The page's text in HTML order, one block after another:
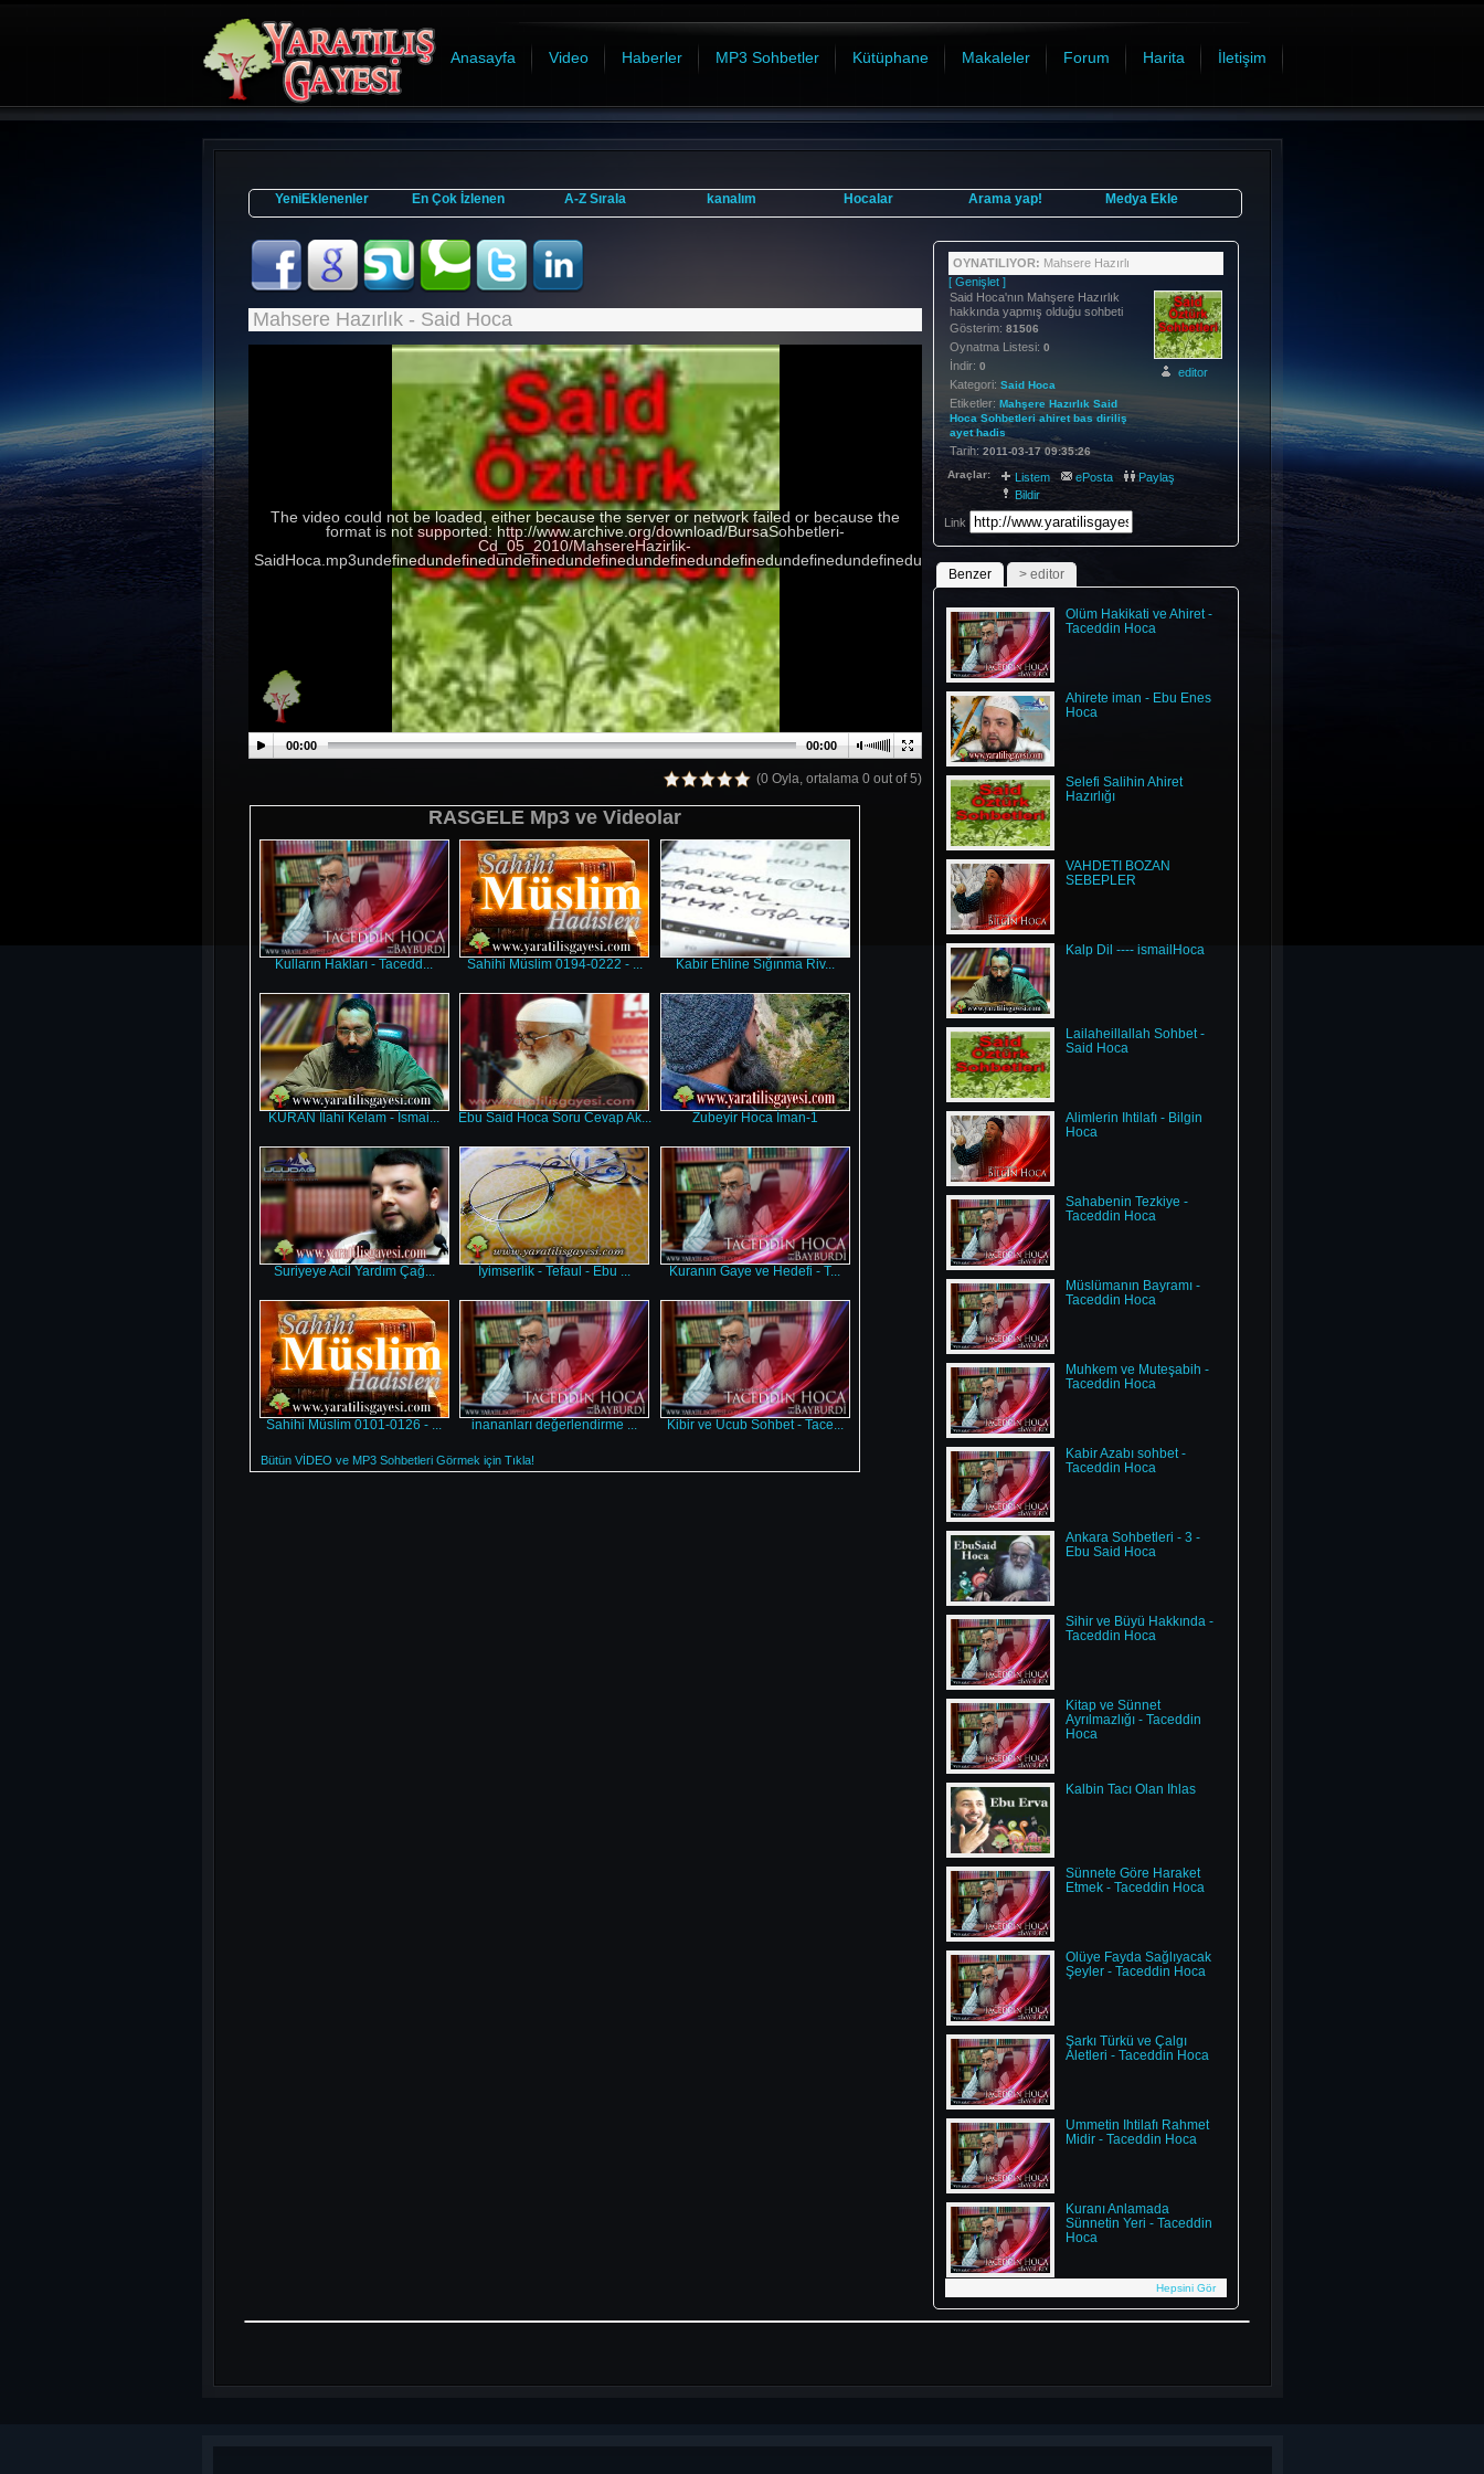
Anasayfa Video Haberler MP3 Sohbetler Kütüphane Makaleler Forum Harita İletişim
YeniEklenenler En Çok İzlenen A-Z Sırala kanalım Hocalar Arama yap! Medya Ekle
Mahsere Hazırlık - Said Hoca
The video could not be loaded, either because the server or network failed or because the
format is not supported: http://www.archive.org/download/BursaSohbetleri-
Cd_05_2010/MahsereHazirlik-
SaidHoca.mp3undefinedundefinedundefinedundefinedundefinedundefinedundefinedundefinedundefinedundefinedundefinedundefinedundefinedundefinedundefined
00:00 00:00
(0 Oyla, ortalama 0 out of 5)
RASGELE Mp3 ve Videolar
Kulların Hakları - Tacedd... Sahihi Müslim 0194-0222 - ... Kabir Ehline Sığınma Riv...
KURAN İlahi Kelam - İsmai... Ebu Said Hoca Soru Cevap Ak... Zubeyir Hoca İman-1
Suriyeye Acil Yardım Çağ... İyimserlik - Tefaul - Ebu ... Kuranın Gaye ve Hedefi - T...
Sahihi Müslim 0101-0126 - ... inananları değerlendirme ... Kibir ve Ucub Sohbet - Tace...
Bütün VİDEO ve MP3 Sohbetleri Görmek için Tıkla!
OYNATILIYOR: Mahsere Hazırlı
[ Genişlet ]
Said Hoca'nın Mahşere Hazırlık
hakkında yapmış olduğu sohbeti
Gösterim: 81506
Oynatma Listesi: 0
İndir: 0
Kategori: Said Hoca
Etiketler: Mahşere Hazırlık Said
Hoca Sohbetleri ahiret bas diriliş
ayet hadis
Tarih: 2011-03-17 09:35:26
editor
Araçlar: Listem ePosta
Paylaş
Bildir
Link
Benzer > editor
Ölüm Hakikati ve Ahiret -
Taceddin Hoca
Ahirete iman - Ebu Enes
Hoca
Selefi Salihin Ahiret
Hazırlığı
VAHDETİ BOZAN
SEBEPLER
Kalp Dil ---- ismailHoca
Lailaheillallah Sohbet -
Said Hoca
Alimlerin İhtilafı - Bilgin
Hoca
Sahabenin Tezkiye -
Taceddin Hoca
Müslümanın Bayramı -
Taceddin Hoca
Muhkem ve Muteşabih -
Taceddin Hoca
Kabir Azabı sohbet -
Taceddin Hoca
Ankara Sohbetleri - 3 -
Ebu Said Hoca
Sihir ve Büyü Hakkında -
Taceddin Hoca
Kitap ve Sünnet
Ayrılmazlığı - Taceddin
Hoca
Kalbin Tacı Olan İhlas
Sünnete Göre Haraket
Etmek - Taceddin Hoca
Ölüye Fayda Sağlıyacak
Şeyler - Taceddin Hoca
Şarkı Türkü ve Çalgı
Aletleri - Taceddin Hoca
Ümmetin İhtilafı Rahmet
Midir - Taceddin Hoca
Kuranı Anlamada
Sünnetin Yeri - Taceddin
Hoca
Hepsini Gör